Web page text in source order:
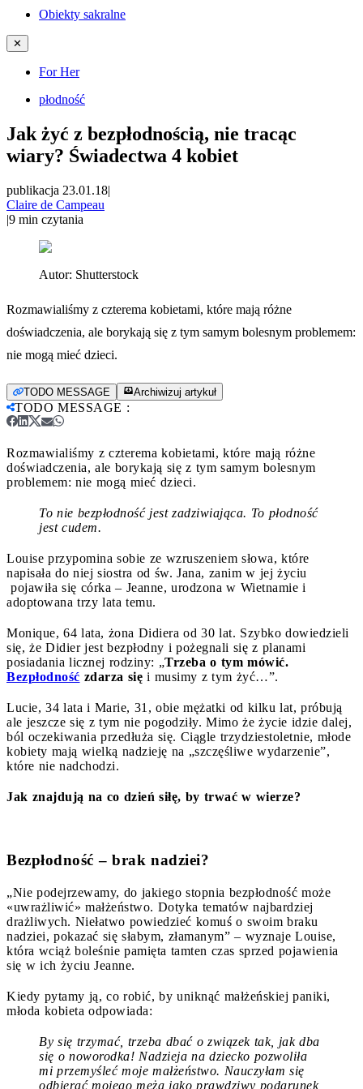
Obiekty sakralne
✕
For Her
płodność
Jak żyć z bezpłodnością, nie tracąc
wiary? Świadectwa 4 kobiet
publikacja 23.01.18|
Claire de Campeau
|9 min czytania
Autor: Shutterstock
Rozmawialiśmy z czterema kobietami, które mają różne
doświadczenia, ale borykają się z tym samym bolesnym problemem:
nie mogą mieć dzieci.
TODO MESSAGE Archiwizuj artykuł
TODO MESSAGE :
Rozmawialiśmy z czterema kobietami, które mają różne
doświadczenia, ale borykają się z tym samym bolesnym
problemem: nie mogą mieć dzieci.
To nie bezpłodność jest zadziwiająca. To płodność
jest cudem.
Louise przypomina sobie ze wzruszeniem słowa, które
napisała do niej siostra od św. Jana, zanim w jej życiu
pojawiła się córka – Jeanne, urodzona w Wietnamie i
adoptowana trzy lata temu.
Monique, 64 lata, żona Didiera od 30 lat. Szybko dowiedzieli
się, że Didier jest bezpłodny i pożegnali się z planami
posiadania licznej rodziny: „Trzeba o tym mówić.
Bezpłodność zdarza się i musimy z tym żyć…”.
Lucie, 34 lata i Marie, 31, obie mężatki od kilku lat, próbują
ale jeszcze się z tym nie pogodziły. Mimo że życie idzie dalej,
ból oczekiwania przedłuża się. Ciągle trzydziestoletnie, młode
kobiety mają wielką nadzieję na „szczęśliwe wydarzenie”,
które nie nadchodzi.
Jak znajdują na co dzień siłę, by trwać w wierze?
Bezpłodność – brak nadziei?
„Nie podejrzewamy, do jakiego stopnia bezpłodność może
«uwrażliwić» małżeństwo. Dotyka tematów najbardziej
drażliwych. Niełatwo powiedzieć komuś o swoim braku
nadziei, pokazać się słabym, złamanym” – wyznaje Louise,
która wciąż boleśnie pamięta tamten czas sprzed pojawienia
się w ich życiu Jeanne.
Kiedy pytamy ją, co robić, by uniknąć małżeńskiej paniki,
młoda kobieta odpowiada:
By się trzymać, trzeba dbać o związek tak, jak dba
się o noworodka! Nadzieja na dziecko pozwoliła
mi przemyśleć moje małżeństwo. Nauczyłam się
odbierać mojego męża jako prawdziwy podarunek